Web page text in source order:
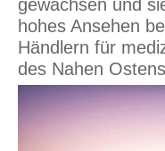
gewachsen und
hohes Ansehen
Händlern für
des Nahen